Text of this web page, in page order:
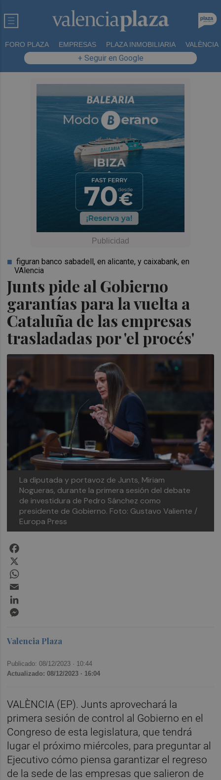
FORO PLAZA EMPRESAS PLAZA INMOBILIARIA VALÈNCIA
+ Seguir en Google
Junts pide al Gobierno
garantías para la vuelta a
Cataluña de las empresas
trasladadas por 'el procés'
figuran banco sabadell, en alicante, y caixabank, en
VAlencia
La diputada y portavoz de Junts, Miriam
Nogueras, durante la primera sesión del debate
de investidura de Pedro Sánchez como
presidente de Gobierno. Foto: Gustavo Valiente /
Europa Press
Valencia Plaza
Publicado: 08/12/2023 · 10:44
Actualizado: 08/12/2023 · 16:04
VALÈNCIA (EP). Junts aprovechará la
primera sesión de control al Gobierno en el
Congreso de esta legislatura, que tendrá
lugar el próximo miércoles, para preguntar al
Ejecutivo cómo piensa garantizar el regreso
de la sede de las empresas que salieron de